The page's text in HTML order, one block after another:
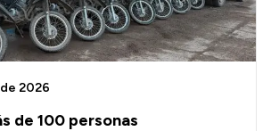
de 100 personas
2026